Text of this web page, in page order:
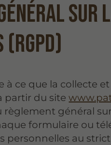
à ce que la collecte
partir du site
règlement général
formulaire ou
personnelles au